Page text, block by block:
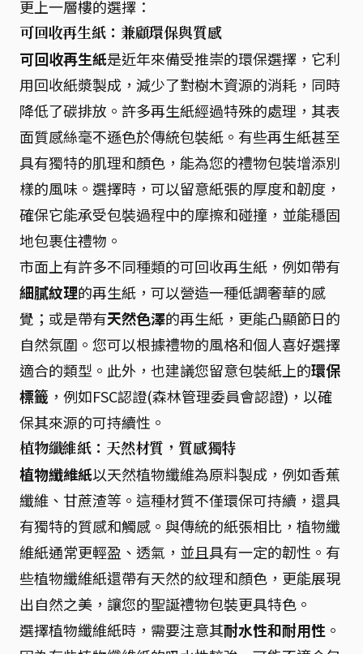
更上一層樓的選擇：
可回收再生紙：兼顧環保與質感
可回收再生紙是近年來備受推崇的環保選擇，它利
用回收紙漿製成，減少了對樹木資源的消耗，同時
降低了碳排放。許多再生紙經過特殊的處理，其表
面質感絲毫不遜色於傳統包裝紙。有些再生紙甚至
具有獨特的肌理和顏色，能為您的禮物包裝增添別
樣的風味。選擇時，可以留意紙張的厚度和韌度，
確保它能承受包裝過程中的摩擦和碰撞，並能穩固
地包裹住禮物。
市面上有許多不同種類的可回收再生紙，例如帶有
細膩紋理的再生紙，可以營造一種低調奢華的感
覺；或是帶有天然色澤的再生紙，更能凸顯節日的
自然氛圍。您可以根據禮物的風格和個人喜好選擇
適合的類型。此外，也建議您留意包裝紙上的環保
標籤 ，例如FSC認證(森林管理委員會認證)，以確
保其來源的可持續性。
植物纖維紙：天然材質，質感獨特
植物纖維紙以天然植物纖維為原料製成，例如香蕉
纖維、甘蔗渣等。這種材質不僅環保可持續，還具
有獨特的質感和觸感。與傳統的紙張相比，植物纖
維紙通常更輕盈、透氣，並且具有一定的韌性。有
些植物纖維紙還帶有天然的紋理和顏色，更能展現
出自然之美，讓您的聖誕禮物包裝更具特色。
選擇植物纖維紙時，需要注意其耐水性和耐用性 。